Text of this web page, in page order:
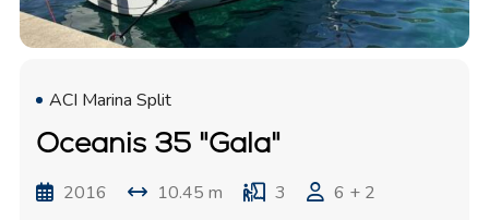
ACI Marina Split
Oceanis 35 "Gala"
2016 10.45 m 3
6 + 2